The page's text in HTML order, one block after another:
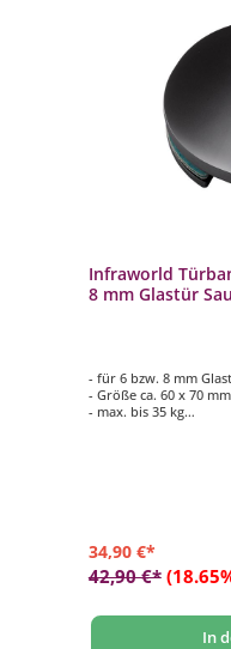
Infraworld
8 mm Glastür
- für 6 bzw. 8 mm
- Größe ca. 60 x 70
- max. bis 35 kg
34,90 €*
42,90 €*
In